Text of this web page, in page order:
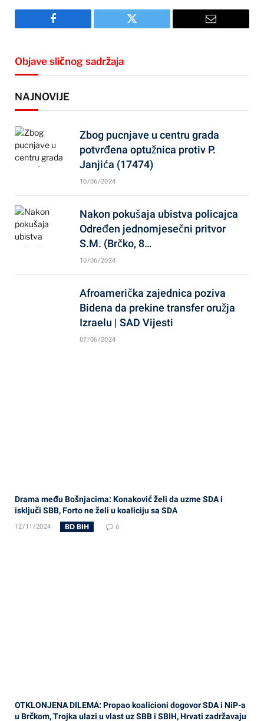
Facebook Twitter Email
Objave sličnog sadržaja
NAJNOVIJE
Zbog pucnjave u centru grada
potvrđena optužnica protiv P.
Janjića (17474)
10/06/2024
Nakon pokušaja ubistva policajca
Određen jednomjesečni pritvor
S.M. (Brčko, 8…
10/06/2024
Afroamerička zajednica poziva
Bidena da prekine transfer oružja
Izraelu | SAD Vijesti
07/06/2024
Drama među Bošnjacima: Konaković želi da uzme SDA i
isključi SBB, Forto ne želi u koaliciju sa SDA
12/11/2024 BD BIH 0
OTKLONJENA DILEMA: Propao koalicioni dogovor SDA i NiP-a
u Brčkom, Trojka ulazi u vlast uz SBB i SBIH, Hrvati zadržavaju